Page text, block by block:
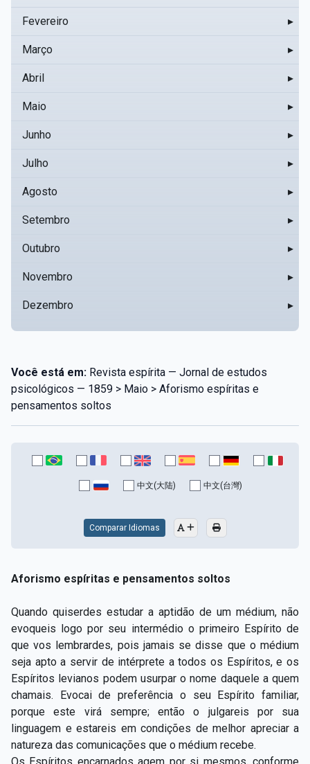
Fevereiro ▸
Março ▸
Abril ▸
Maio ▸
Junho ▸
Julho ▸
Agosto ▸
Setembro ▸
Outubro ▸
Novembro ▸
Dezembro ▸
Você está em: Revista espírita — Jornal de estudos
psicológicos — 1859 > Maio > Aforismo espíritas e
pensamentos soltos
中文(大陆) 中文(台灣)
Comparar Idiomas
Aforismo espíritas e pensamentos soltos
Quando quiserdes estudar a aptidão de um médium, não
evoqueis logo por seu intermédio o primeiro Espírito de
que vos lembrardes, pois jamais se disse que o médium
seja apto a servir de intérprete a todos os Espíritos, e os
Espíritos levianos podem usurpar o nome daquele a quem
chamais. Evocai de preferência o seu Espírito familiar,
porque este virá sempre; então o julgareis por sua
linguagem e estareis em condições de melhor apreciar a
natureza das comunicações que o médium recebe.